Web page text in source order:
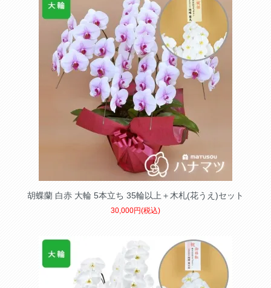
胡蝶蘭 白赤 大輪 5本立ち 35輪以上＋木札(花うえ)セット
30,000円(税込)